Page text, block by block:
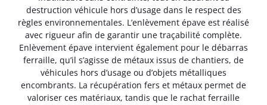
destruction véhicule hors d’usage dans le respect des
règles environnementales. L’enlèvement épave est réalisé
avec rigueur afin de garantir une traçabilité complète.
Enlèvement épave intervient également pour le débarras
ferraille, qu’il s’agisse de métaux issus de chantiers, de
véhicules hors d’usage ou d’objets métalliques
encombrants. La récupération fers et métaux permet de
valoriser ces matériaux, tandis que le rachat ferraille